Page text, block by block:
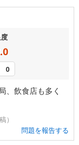
0
、飲食店も多く
）
問題を報告する